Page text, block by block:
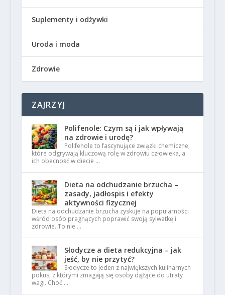
Suplementy i odżywki
Uroda i moda
Zdrowie
ZAJRZYJ
Polifenole: Czym są i jak wpływają
na zdrowie i urodę?
Polifenole to fascynujące związki chemiczne,
które odgrywają kluczową rolę w zdrowiu człowieka, a
ich obecność w diecie …
Dieta na odchudzanie brzucha –
zasady, jadłospis i efekty
aktywności fizycznej
Dieta na odchudzanie brzucha zyskuje na popularności
wśród osób pragnących poprawić swoją sylwetkę i
zdrowie. To nie …
Słodycze a dieta redukcyjna – jak
jeść, by nie przytyć?
Słodycze to jeden z największych kulinarnych
pokus, z którymi zmagają się osoby dążące do utraty
wagi. Choć …